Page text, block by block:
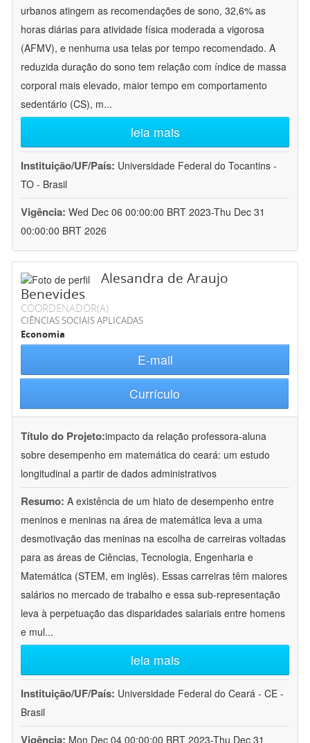
urbanos atingem as recomendações de sono, 32,6% as
horas diárias para atividade física moderada a vigorosa
(AFMV), e nenhuma usa telas por tempo recomendado. A
reduzida duração do sono tem relação com índice de massa
corporal mais elevado, maior tempo em comportamento
sedentário (CS), m...
leia mais
Instituição/UF/País: Universidade Federal do Tocantins -
TO - Brasil
Vigência: Wed Dec 06 00:00:00 BRT 2023-Thu Dec 31
00:00:00 BRT 2026
Alesandra de Araujo
Benevides
COORDENADOR(A)
CIÊNCIAS SOCIAIS APLICADAS
Economia
E-mail
Currículo
Título do Projeto:impacto da relação professora-aluna
sobre desempenho em matemática do ceará: um estudo
longitudinal a partir de dados administrativos
Resumo: A existência de um hiato de desempenho entre
meninos e meninas na área de matemática leva a uma
desmotivação das meninas na escolha de carreiras voltadas
para as áreas de Ciências, Tecnologia, Engenharia e
Matemática (STEM, em inglês). Essas carreiras têm maiores
salários no mercado de trabalho e essa sub-representação
leva à perpetuação das disparidades salariais entre homens
e mul...
leia mais
Instituição/UF/País: Universidade Federal do Ceará - CE -
Brasil
Vigência: Mon Dec 04 00:00:00 BRT 2023-Thu Dec 31